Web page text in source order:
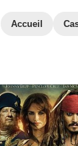
Accueil